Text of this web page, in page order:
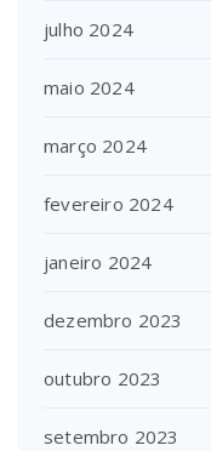
julho 2024
maio 2024
março 2024
fevereiro 2024
janeiro 2024
dezembro 2023
outubro 2023
setembro 2023